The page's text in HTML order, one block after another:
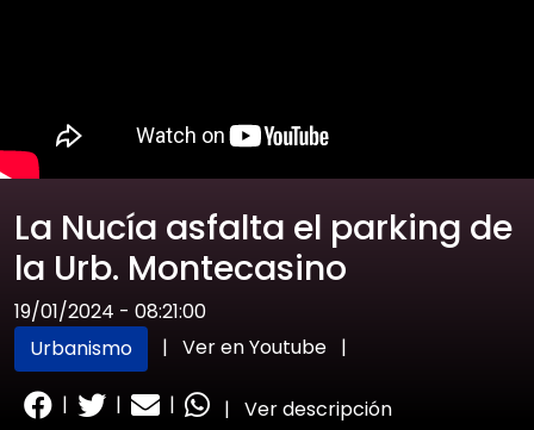
La Nucía asfalta el parking de
la Urb. Montecasino
19/01/2024 - 08:21:00
Urbanismo
| Ver en Youtube |
| | | | Ver descripción